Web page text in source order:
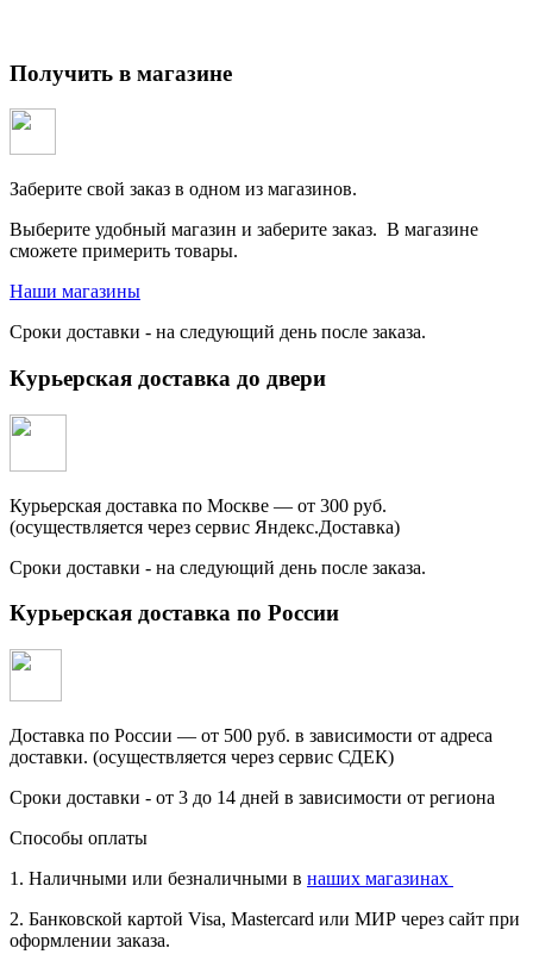
Получить в магазине
Заберите свой заказ в одном из магазинов.
Выберите удобный магазин и заберите заказ. В магазине
сможете примерить товары.
Наши магазины
Сроки доставки - на следующий день после заказа.
Курьерская доставка до двери
Курьерская доставка по Москве — от 300 руб.
(осуществляется через сервис Яндекс.Доставка)
Сроки доставки - на следующий день после заказа.
Курьерская доставка по России
Доставка по России — от 500 руб. в зависимости от адреса
доставки. (осуществляется через сервис СДЕК)
Сроки доставки - от 3 до 14 дней в зависимости от региона
Способы оплаты
1. Наличными или безналичными в наших магазинах
2. Банковской картой Visa, Mastercard или МИР через сайт при
оформлении заказа.